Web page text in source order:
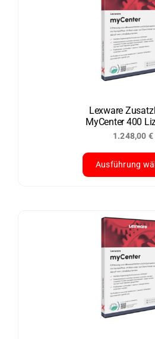
Varianten
Optionen
können
der
Produktseite
gewählt
werden
Lexware
MyCenter 400
1.248,00 €
Ausführung
weist
mehrere
Varianten
Optionen
können